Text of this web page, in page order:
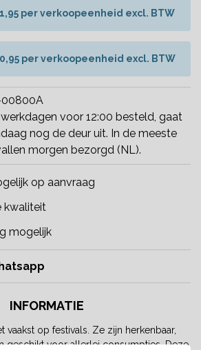
per verkoopeenheid excl. BTW
per verkoopeenheid excl. BTW
00800A
voor 12:00 besteld, gaat
nog de deur uit. In de meeste
morgen bezorgd (NL).
op aanvraag
kwaliteit
mogelijk
INFORMATIE
vaakst op festivals. Ze zijn herkenbaar,
geschikt voor allerlei consumpties. Deze